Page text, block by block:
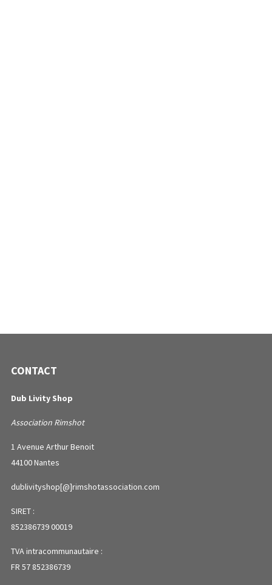
CONTACT
Dub Livity Shop
Association Rimshot
1 Avenue Arthur Benoit
44100 Nantes
dublivityshop[@]rimshotassociation.com
SIRET :
852386739 00019
TVA intracommunautaire :
FR 57 852386739